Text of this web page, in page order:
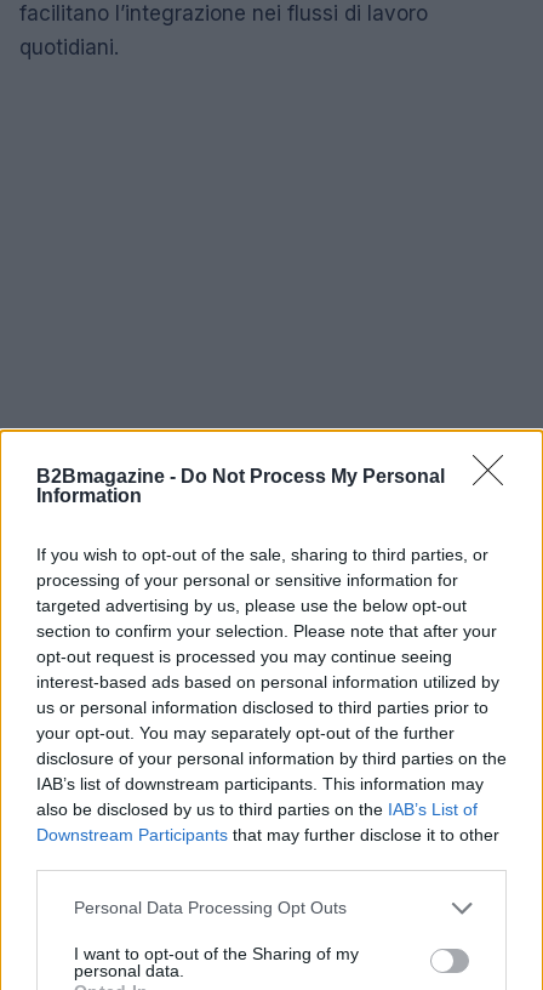
B2Bmagazine - Do Not Process My Personal
Information
If you wish to opt-out of the sale, sharing to third parties, or
processing of your personal or sensitive information for
targeted advertising by us, please use the below opt-out
section to confirm your selection. Please note that after your
opt-out request is processed you may continue seeing
interest-based ads based on personal information utilized by
us or personal information disclosed to third parties prior to
your opt-out. You may separately opt-out of the further
disclosure of your personal information by third parties on the
IAB’s list of downstream participants. This information may
also be disclosed by us to third parties on the IAB’s List of
Downstream Participants that may further disclose it to other
Please note that this website/app uses one or more Google
not limited to your visit or usage behaviour. You may click to
grant or deny consent to Google and its third-party tags to
Personal Data Processing Opt Outs
I want to opt-out of the Sharing of my
personal data.
facilitano l’integrazione nei flussi di lavoro
quotidiani.
politiche di sviluppo
Lo studio suDukawallaa Nairobi non nega il
potenziale delle tecnologie vocali, ma ribadisce
che l’efficacia dipende dall’allineamento con il
contesto operativo. Per le organizzazioni di
sviluppo e i finanziatori, la lezione è chiar: investire
in sperimentazioni sul campo, co-progettare con le
comunità locali e promuovere approcci multimodali
è più produttivo che puntare esclusivamente su
soluzioni vocali. Solo così le tecnologie possono
diventare strumenti reali per migliorare la
reddito.